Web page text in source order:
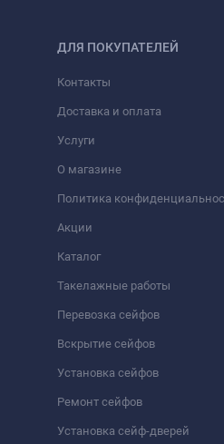
ДЛЯ ПОКУПАТЕЛЕЙ
Контакты
Доставка и оплата
Услуги
О магазине
Политика
Акции
Каталог
Такелажные работы
Перевозка сейфов
Вскрытие сейфов
Установка сейфов
Ремонт сейфов
Установка сейф-дверей